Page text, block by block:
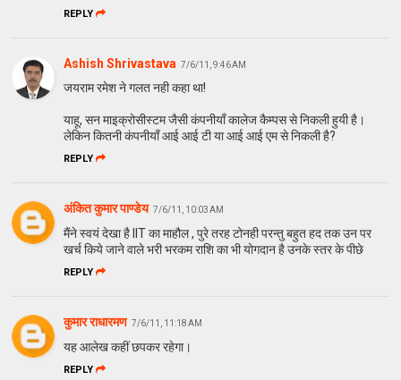
REPLY
Ashish Shrivastava 7/6/11, 9:46 AM
जयराम रमेश ने गलत नही कहा था!
याहू, सन माइक्रोसीस्टम जैसी कंपनीयाँ कालेज कैम्पस से निकली हुयी है।
लेकिन कितनी कंपनीयाँ आई आई टी या आई आई एम से निकली है?
REPLY
अंकित कुमार पाण्डेय 7/6/11, 10:03 AM
मैंने स्वयं देखा है IIT का माहौल , पुरे तरह टोनही परन्तु बहुत हद तक उन पर
खर्च किये जाने वाले भरी भरकम राशि का भी योगदान है उनके स्तर के पीछे
REPLY
कुमार राधारमण 7/6/11, 11:18 AM
यह आलेख कहीं छपकर रहेगा।
REPLY